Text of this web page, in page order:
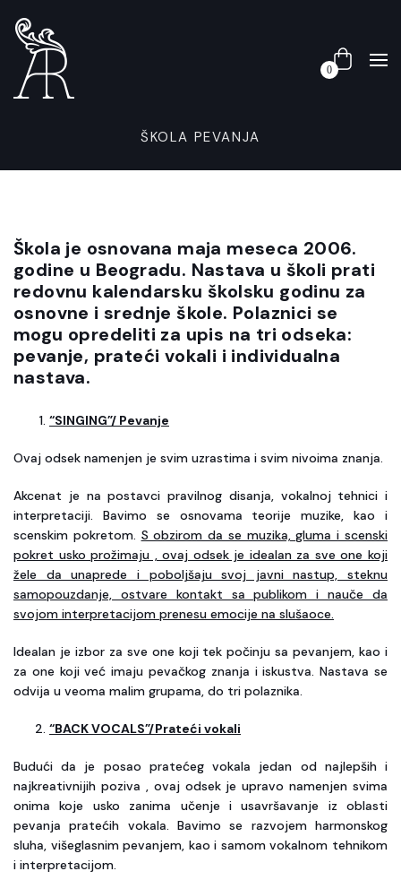
0
ŠKOLA PEVANJA
Škola je osnovana maja meseca 2006.
godine u Beogradu. Nastava u školi prati
redovnu kalendarsku školsku godinu za
osnovne i srednje škole. Polaznici se
mogu opredeliti za upis na tri odseka:
pevanje, prateći vokali i individualna
nastava.
“SINGING”/ Pevanje
Ovaj odsek namenjen je svim uzrastima i svim nivoima znanja.
Akcenat je na postavci pravilnog disanja, vokalnoj tehnici i
interpretaciji. Bavimo se osnovama teorije muzike, kao i
scenskim pokretom. S obzirom da se muzika, gluma i scenski
pokret usko prožimaju , ovaj odsek je idealan za sve one koji
žele da unaprede i poboljšaju svoj javni nastup, steknu
samopouzdanje, ostvare kontakt sa publikom i nauče da
svojom interpretacijom prenesu emocije na slušaoce.
Idealan je izbor za sve one koji tek počinju sa pevanjem, kao i
za one koji već imaju pevačkog znanja i iskustva. Nastava se
odvija u veoma malim grupama, do tri polaznika.
“BACK VOCALS”/Prateći vokali
Budući da je posao pratećeg vokala jedan od najlepših i
najkreativnijih poziva , ovaj odsek je upravo namenjen svima
onima koje usko zanima učenje i usavršavanje iz oblasti
pevanja pratećih vokala. Bavimo se razvojem harmonskog
sluha, višeglasnim pevanjem, kao i samom vokalnom tehnikom
i interpretacijom.